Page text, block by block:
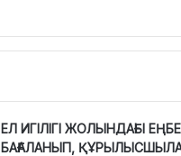
ЕЛ ИГІЛІГІ ЖОЛЫНДАҒЫ
БАҒАЛАНЫП,